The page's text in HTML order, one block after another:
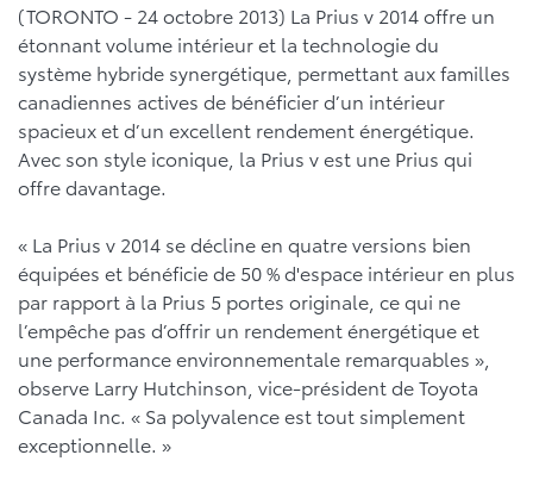
(TORONTO - 24 octobre 2013) La Prius v 2014 offre un
étonnant volume intérieur et la technologie du
système hybride synergétique, permettant aux familles
canadiennes actives de bénéficier d’un intérieur
spacieux et d’un excellent rendement énergétique.
Avec son style iconique, la Prius v est une Prius qui
offre davantage.
« La Prius v 2014 se décline en quatre versions bien
équipées et bénéficie de 50 % d'espace intérieur en plus
par rapport à la Prius 5 portes originale, ce qui ne
l’empêche pas d’offrir un rendement énergétique et
une performance environnementale remarquables »,
observe Larry Hutchinson, vice-président de Toyota
Canada Inc. « Sa polyvalence est tout simplement
exceptionnelle. »